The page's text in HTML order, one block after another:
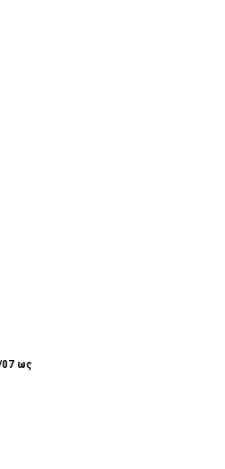
07 ως